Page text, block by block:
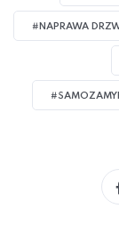
#NAPRAWA